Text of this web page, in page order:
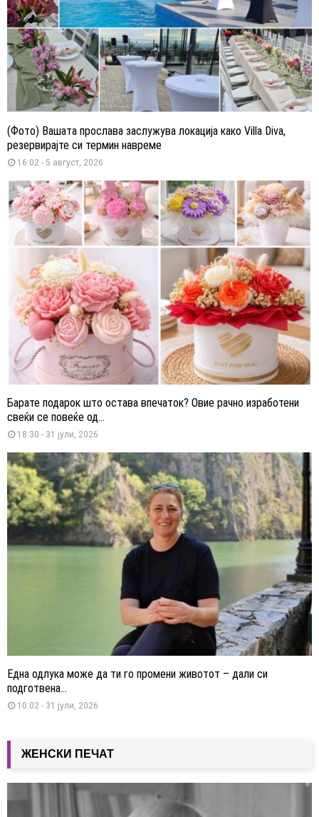
(Фото) Вашата прослава заслужува локација како Villa Diva,
резервирајте си термин навреме
16:02 - 5 август, 2026
Барате подарок што остава впечаток? Овие рачно изработени
свеќи се повеќе од...
18:30 - 31 јули, 2026
Една одлука може да ти го промени животот – дали си
подготвена...
10:02 - 31 јули, 2026
ЖЕНСКИ ПЕЧАТ